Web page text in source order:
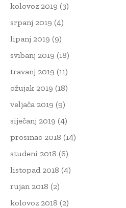
kolovoz 2019 (3)
srpanj 2019 (4)
lipanj 2019 (9)
svibanj 2019 (18)
travanj 2019 (11)
ožujak 2019 (18)
veljača 2019 (9)
siječanj 2019 (4)
prosinac 2018 (14)
studeni 2018 (6)
listopad 2018 (4)
rujan 2018 (2)
kolovoz 2018 (2)